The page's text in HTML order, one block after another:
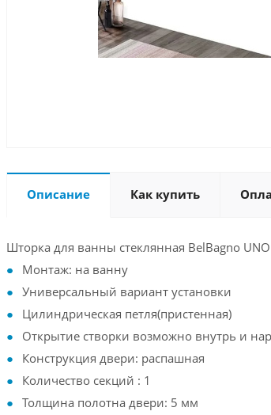
Описание Как купить
Шторка для ванны стеклянная BelBagno
Монтаж: на ванну
Универсальный вариант установки
Цилиндрическая петля(пристенная)
Открытие створки возможно внутрь и
Конструкция двери: распашная
Количество секций : 1
Толщина полотна двери: 5 мм